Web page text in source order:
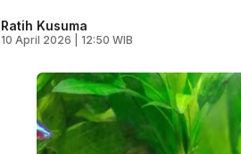
Ratih Kusuma
10 April 2026 | 12:50 WIB